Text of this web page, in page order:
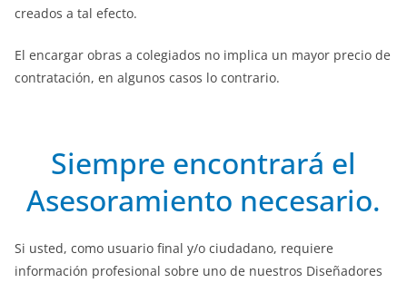
creados a tal efecto.
El encargar obras a colegiados no implica un mayor precio de
contratación, en algunos casos lo contrario.
Siempre encontrará el
Asesoramiento necesario.
Si usted, como usuario final y/o ciudadano, requiere
información profesional sobre uno de nuestros Diseñadores